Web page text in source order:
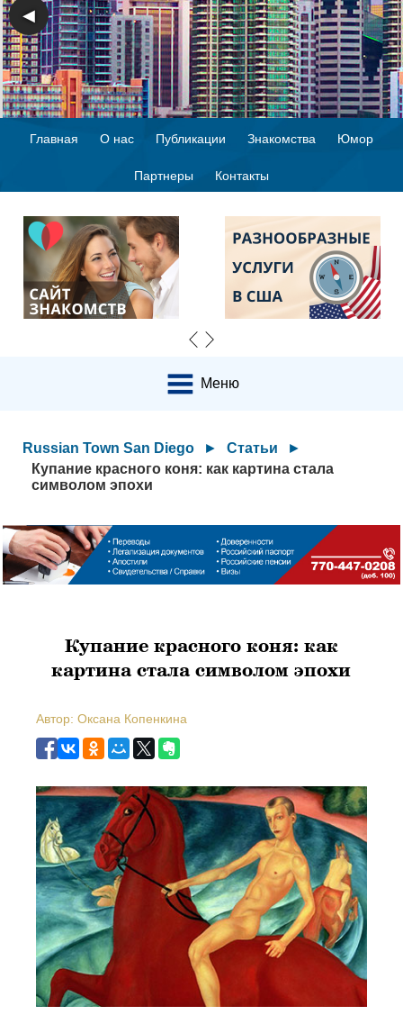
◀ ▶
Главная О нас Публикации Знакомства Юмор
Партнеры Контакты
Меню
Russian Town San Diego ► Статьи
►
Купание красного коня: как картина стала
символом эпохи
Купание красного коня: как
картина стала символом эпохи
Автор: Оксана Копенкина